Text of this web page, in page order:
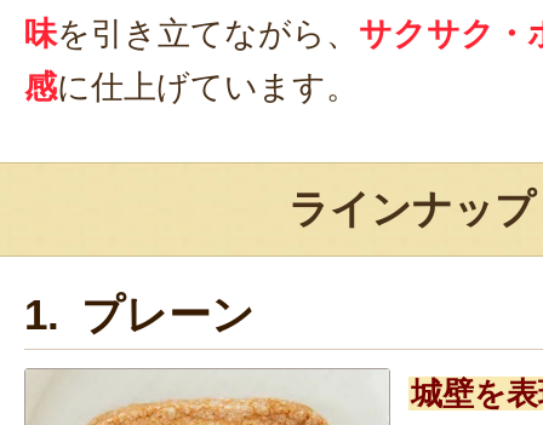
味を引き立てながら、 サクサク・
感に仕上げています。
ラインナップ
1. プレーン
城壁を